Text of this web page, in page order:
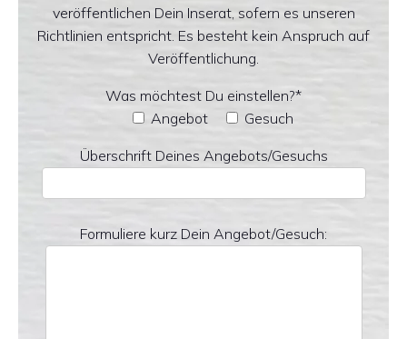
veröffentlichen Dein Inserat, sofern es unseren
Richtlinien entspricht. Es besteht kein Anspruch auf
Veröffentlichung.
Was möchtest Du einstellen?*
Angebot
Gesuch
Überschrift Deines Angebots/Gesuchs
Formuliere kurz Dein Angebot/Gesuch: